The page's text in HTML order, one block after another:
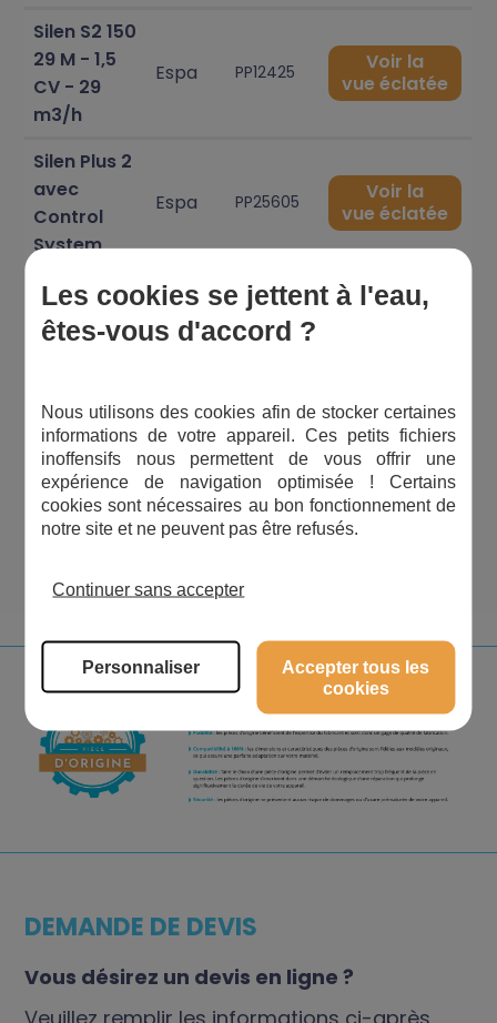
Silen S2 150
29 M - 1,5
CV - 29
m3/h
Espa PP12425
Voir la
vue éclatée
Silen Plus 2
avec
Control
System
Espa PP25605
Voir la
vue éclatée
Silen Plus 3
avec
Control
Espa PP25705
Silen S2
300 36 T -
3 CV - 36
m3/h
Espa PP12450
Voir la
vue éclatée
DEMANDE DE DEVIS
Vous désirez un devis en ligne ?
Les cookies se jettent à l'eau,
êtes-vous d'accord ?
Nous utilisons des cookies afin de stocker certaines
informations de votre appareil. Ces petits fichiers
inoffensifs nous permettent de vous offrir une
expérience de navigation optimisée ! Certains
cookies sont nécessaires au bon fonctionnement de
notre site et ne peuvent pas être refusés.
Continuer sans accepter
Personnaliser
Accepter tous les
cookies